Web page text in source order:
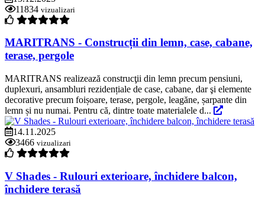
11834 vizualizari
MARITRANS - Construcții din lemn, case, cabane,
terase, pergole
MARITRANS realizează construcţii din lemn precum pensiuni,
duplexuri, ansambluri rezidențiale de case, cabane, dar şi elemente
decorative precum foișoare, terase, pergole, leagăne, șarpante din
lemn și nu numai. Pentru că, dintre toate materialele d...
14.11.2025
3466 vizualizari
V Shades - Rulouri exterioare, închidere balcon,
închidere terasă